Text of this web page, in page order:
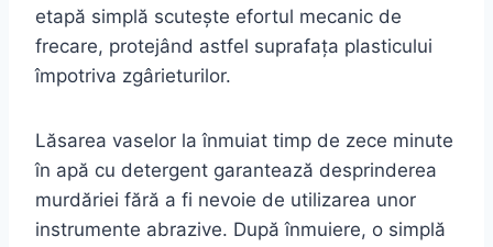
etapă simplă scutește efortul mecanic de
frecare, protejând astfel suprafața plasticului
împotriva zgârieturilor.
Lăsarea vaselor la înmuiat timp de zece minute
în apă cu detergent garantează desprinderea
murdăriei fără a fi nevoie de utilizarea unor
instrumente abrazive. După înmuiere, o simplă